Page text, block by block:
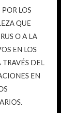
LOS
QUE
O A LA
EN LOS
TRAVÉS DEL
EN